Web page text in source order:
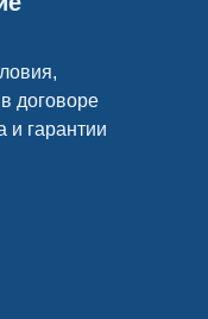
договоре
и гарантии